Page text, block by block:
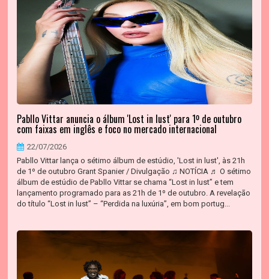
Pabllo Vittar anuncia o álbum 'Lost in lust' para 1º de outubro
com faixas em inglês e foco no mercado internacional
22/07/2026
Pabllo Vittar lança o sétimo álbum de estúdio, 'Lost in lust', às 21h
de 1º de outubro Grant Spanier / Divulgação ♫ NOTÍCIA ♬ O sétimo
álbum de estúdio de Pabllo Vittar se chama “Lost in lust” e tem
lançamento programado para as 21h de 1º de outubro. A revelação
do título “Lost in lust” – “Perdida na luxúria”, em bom portug...